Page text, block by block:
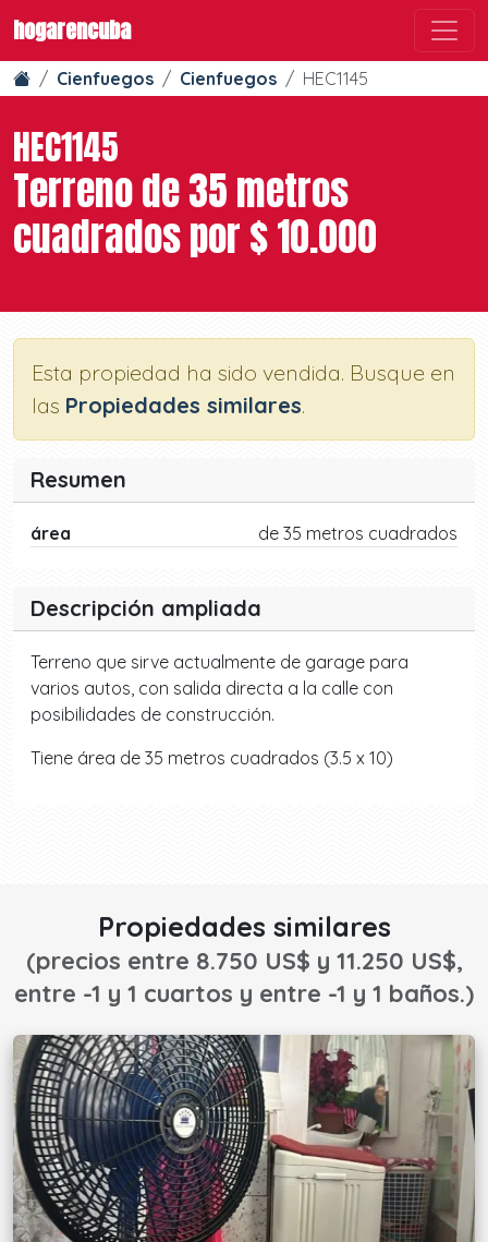
hogarencuba
Cienfuegos Cienfuegos HEC1145
HEC1145
Terreno de 35 metros
cuadrados por $ 10.000
Esta propiedad ha sido vendida. Busque en
las Propiedades similares.
Resumen
área de 35 metros cuadrados
Descripción ampliada
Terreno que sirve actualmente de garage para
varios autos, con salida directa a la calle con
posibilidades de construcción.
Tiene área de 35 metros cuadrados (3.5 x 10)
Propiedades similares
(precios entre 8.750 US$ y 11.250 US$,
entre -1 y 1 cuartos y entre -1 y 1 baños.)